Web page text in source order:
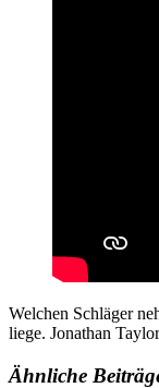
Welchen Schläger
liege. Jonathan
Ähnliche